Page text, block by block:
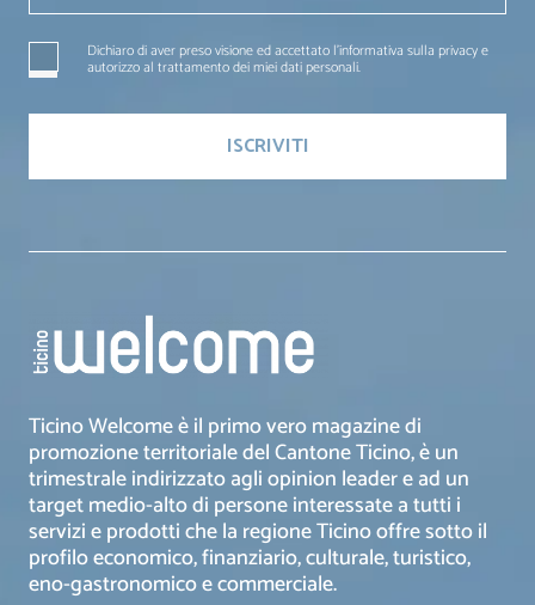
Dichiaro di aver preso visione ed accettato l'informativa sulla privacy e
autorizzo al trattamento dei miei dati personali.
Ticino Welcome è il primo vero magazine di
promozione territoriale del Cantone Ticino, è un
trimestrale indirizzato agli opinion leader e ad un
target medio-alto di persone interessate a tutti i
servizi e prodotti che la regione Ticino offre sotto il
profilo economico, finanziario, culturale, turistico,
eno-gastronomico e commerciale.